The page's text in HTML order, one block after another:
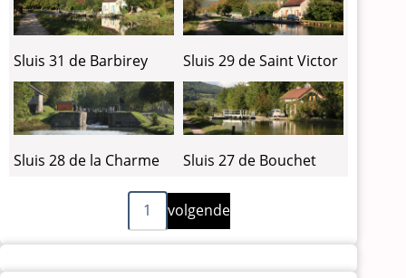
Sluis 31 de Barbirey Sluis 29 de Saint Victor
Sluis 28 de la Charme Sluis 27 de Bouchet
1
Volgende
pagina
volgende